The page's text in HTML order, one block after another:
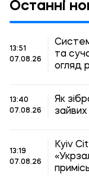
Останні
13:51
07.08.26
та
огляд
13:40
07.08.26
Як
13:19
07.08.26
Kyiv